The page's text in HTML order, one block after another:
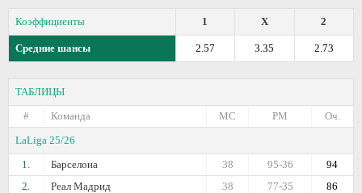
Коэффициенты 2
X
1
Средние шансы 2.73
3.35
2.57
ТАБЛИЦЫ
#
Команда Оч.
РМ
МС
LaLiga 25/26
1.
Барселона 94
95-36
38
2.
Реал Мадрид 86
77-35
38